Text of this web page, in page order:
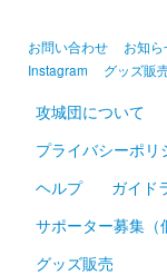
販売終了
ている。
小倉城 御
1000枚限定
お問い合わせ お知ら
Instagram
グッズ販
攻城団について
プライバシーポリ
ヘルプ
ガイド
サポーター募集（
グッズ販売